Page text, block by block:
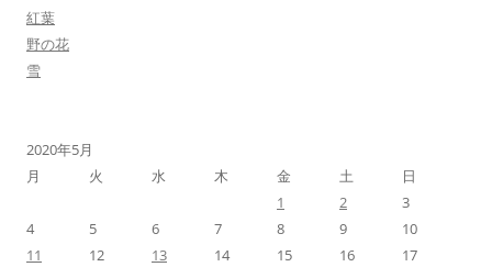
紅葉
野の花
雪
2020年5月
月
火 水 木 金 土
日
1
2
3
4
5 6 7 8 9
10
11
12 13 14 15 16
17